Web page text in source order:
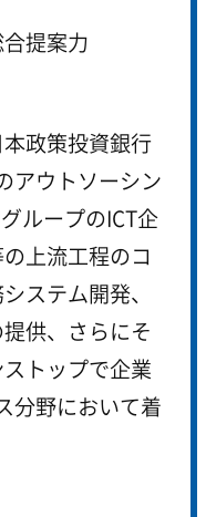
提案力
政策投資銀行
アウトソーシン
ループのICT企
上流工程のコ
ステム開発、
供、さらにそ
トップで企業
分野において着